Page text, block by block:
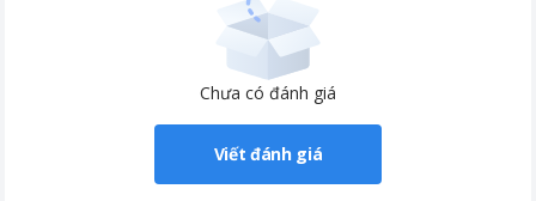
Chưa có đánh giá
Viết đánh giá